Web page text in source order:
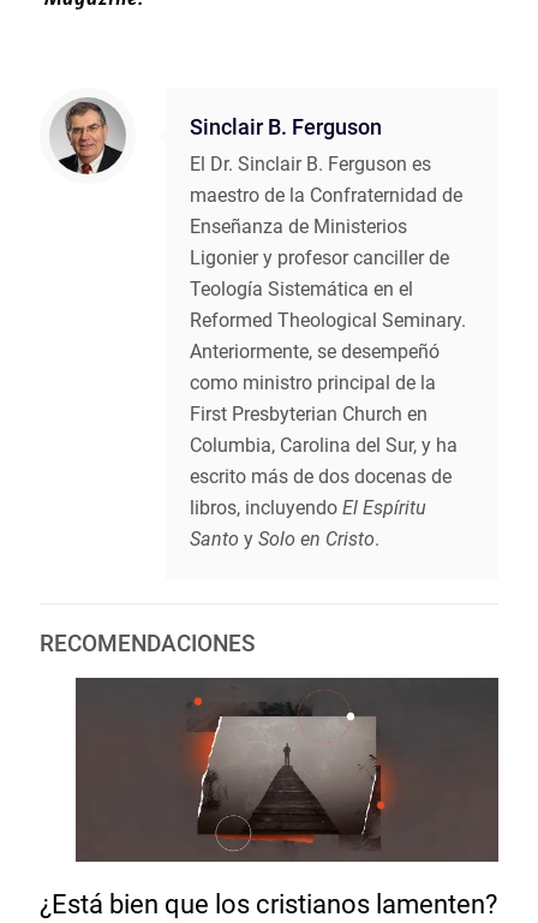
Sinclair B. Ferguson
El Dr. Sinclair B. Ferguson es
maestro de la Confraternidad de
Enseñanza de Ministerios
Ligonier y profesor canciller de
Teología Sistemática en el
Reformed Theological Seminary.
Anteriormente, se desempeñó
como ministro principal de la
First Presbyterian Church en
Columbia, Carolina del Sur, y ha
escrito más de dos docenas de
libros, incluyendo El Espíritu
Santo y Solo en Cristo.
RECOMENDACIONES
¿Está bien que los cristianos lamenten?